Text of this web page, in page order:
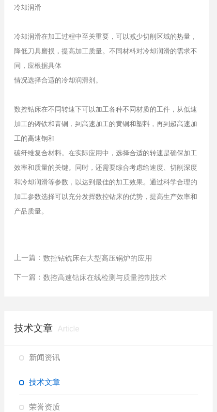
冷却润滑
冷却润滑在加工过程中至关重要，可以减少切削区域的热量，
降低刀具磨损，提高加工质量。不同材料对冷却润滑的需求不
同，应根据具体
情况选择合适的冷却润滑剂。
数控钻床在不同转速下可以加工各种不同材质的工件，从低速
加工的铸铁和青铜，到高速加工的黄铜和塑料，再到超高速加
工的高速钢和
碳纤维复合材料。在实际应用中， 选择合适的转速是确保加工
效率和质量的关键。同时，还需要综合考虑给速度、切削深度
和冷却润滑等参数，以达到最佳的加工效果。通过科学合理的
加工参数选择可以充分发挥数控钻床的优势，提高生产效率和
产品质量。
上一篇： 数控钻铣床在大型高压锅炉的应用
下一篇： 数控高速钻床在线检测与质量控制技术
技术文章 Article
新闻资讯
技术文章
荣誉资质